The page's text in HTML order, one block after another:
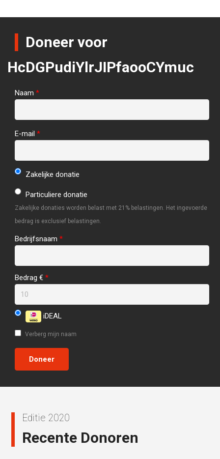
Doneer voor
HcDGPudiYlrJIPfaooCYmuc
Naam *
E-mail *
Zakelijke donatie
Particuliere donatie
Zakelijke donaties worden belast met 21% belastingen. Het ingevoerde
bedrag is exclusief belastingen.
Bedrijfsnaam *
Bedrag € *
iDEAL
Verberg mijn naam
Editie 2020
Recente Donoren